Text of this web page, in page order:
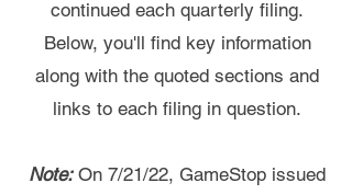
continued each quarterly filing.
Below, you'll find key information
along with the quoted sections and
links to each filing in question.
Note:On 7/21/22, GameStop issued